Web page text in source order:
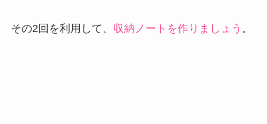
その2回を利用して、 収納ノートを作りましょう 。